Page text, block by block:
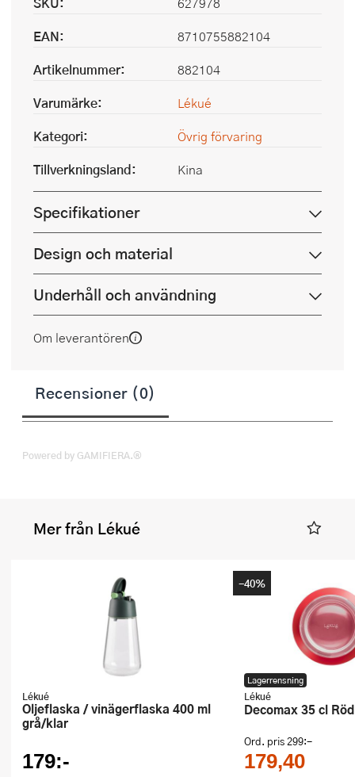
EAN:
8710755882104
Artikelnummer:
882104
Varumärke:
Lékué
Kategori:
Övrig förvaring
Tillverkningsland:
Kina
Specifikationer
Design och material
Underhåll och användning
Om leverantören
Recensioner (0)
Powered by GAMIFIERA.®
Mer från Lékué
Lékué
Oljeflaska / vinägerflaska 400 ml
grå/klar
179:-
Lagerrensning
Lékué
Decomax 35 cl Röd
Ord. pris299:-
179,40
-40%